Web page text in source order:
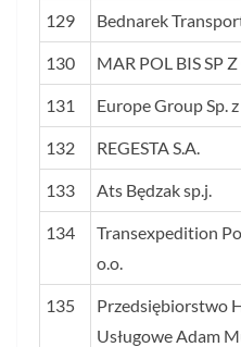
129 Bednarek
130 MAR POL BIS SP
131 Europe Group Sp.
132 REGESTA S.A.
133 Ats Będzak sp.j.
134
Transexpedition
o.o.
135
Przedsiębiorstwo
Usługowe Adam